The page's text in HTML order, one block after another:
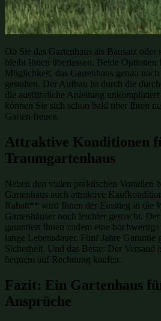
Ob Sie das Gartenhaus als Bausatz oder
bleibt Ihnen überlassen. Beide Optionen
Möglichkeit, das Gartenhaus genau
gestalten. Der Aufbau ist durch die
die ausführliche Anleitung
können Sie sich schon bald über Ihren
Garten freuen.
Attraktive Konditionen
Traumgartenhaus
Neben den vielen praktischen Vorteilen
Gartenhaus auch attraktive
Rabatt** wird Ihnen der Einstieg in die
Gartenhäuser noch leichter gemacht.
garantiert Ihnen zudem eine
lange Lebensdauer. Fünf Jahre Garantie
Sicherheit. Und das Beste: Der Versand
bequem auf Rechnung kaufen.
Fazit: Ein Gartenhaus
Ansprüche